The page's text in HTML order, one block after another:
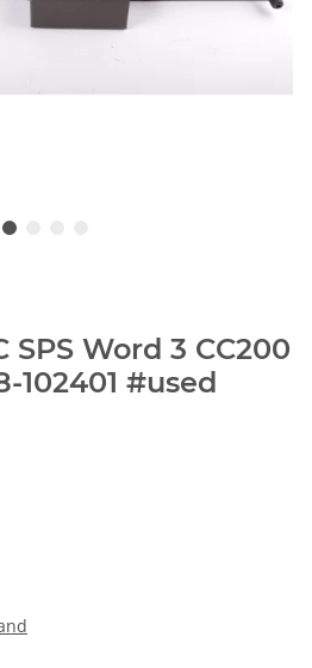
SPS Word 3 CC200
102401 #used